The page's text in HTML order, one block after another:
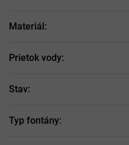
Materiál:
Prietok vody:
Stav:
Typ fontány: